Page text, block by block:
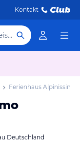
Kontakt
Hotel, Reiseziel
Ferienhaus Alpinissimo
Deutschland